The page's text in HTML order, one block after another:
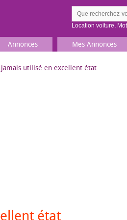
Location voiture,
Annonces Mes Annonces
jamais utilisé en excellent état
état